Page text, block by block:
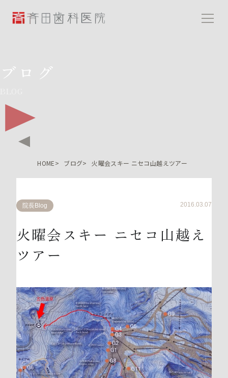
斉田歯科医院
ブログ
HOME ブログ 火曜会スキー ニセコ山越えツアー
院長Blog 2016.03.07
火曜会スキー ニセコ山越え
ツアー